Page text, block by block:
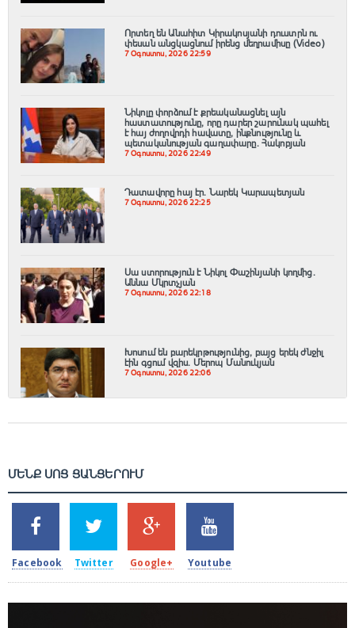
Որտեղ են Անահիտ Կիրակոսյանի դուստրն ու
փեսան անցկացնում իրենց մեղրամիսը (Video)
7 Օգոստոս, 2026 22:59
Նիկոլը փորձում է քրեականացնել այն
հաստատությունը, որը դարեր շարունակ պահել
է հայ ժողովրդի հավատը, ինքնությունը և
պետականության գաղափարը. Հակոբյան
7 Օգոստոս, 2026 22:49
Դատավորը հայ էր․ Նարեկ Կարապետյան
7 Օգոստոս, 2026 22:25
Սա ստորություն է Նիկոլ Փաշինյանի կողմից․
Աննա Մկրտչյան
7 Օգոստոս, 2026 22:18
Խոսում են բարեկրթությունից, բայց երեկ ժնջիլ
էին գցում վզիս. Մերոպ Մանուկյան
7 Օգոստոս, 2026 22:06
ՄԵՆՔ ՍՈՑ ՑԱՆՑԵՐՈՒՄ
2k
SHARES
Facebook
1.5k
TWEETS
Twitter
203
SHARES
Google+
620
SHARES
Youtube